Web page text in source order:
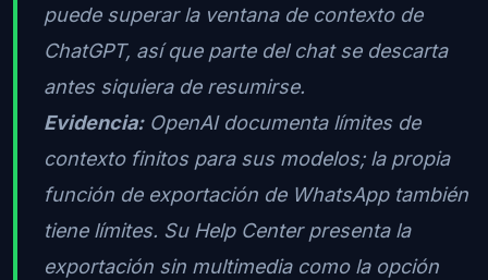
puede superar la ventana de contexto de
ChatGPT, así que parte del chat se descarta
antes siquiera de resumirse.
Evidencia:OpenAI documenta límites de
contexto finitos para sus modelos; la propia
función de exportación de WhatsApp también
tiene límites. Su Help Center presenta la
exportación sin multimedia como la opción